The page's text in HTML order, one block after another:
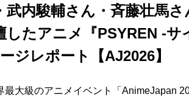
内駿輔さん・斉藤壮馬さ
したアニメ『PSYREN -サ
ジレポート【AJ2026】
大級のアニメイベント「AnimeJapan